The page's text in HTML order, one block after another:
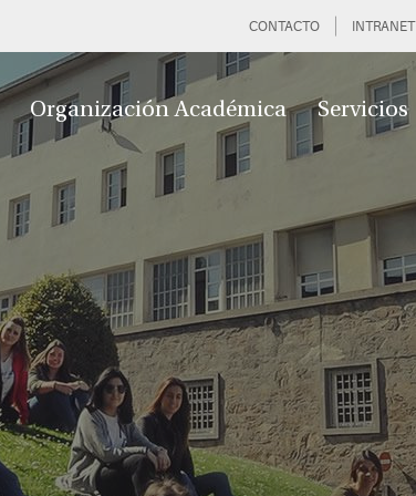
CONTACTO INTRANET
Organización Académica Servicios